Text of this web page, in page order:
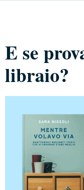
E se
libraio?